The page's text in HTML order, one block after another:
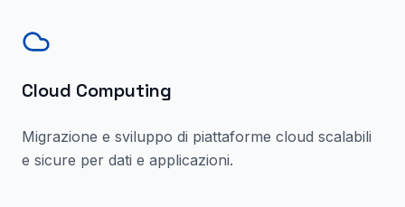
Cloud Computing
Migrazione e sviluppo di piattaforme cloud scalabili
e sicure per dati e applicazioni.